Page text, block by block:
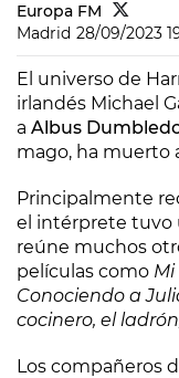
Europa FM
Madrid 28/09/2023
El universo de
irlandés Michael
a Albus
mago, ha muerto
Principalmente
el intérprete tuvo
reúne muchos
películas como
Conociendo a
cocinero, el
Los compañeros